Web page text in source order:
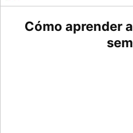
Cómo aprender